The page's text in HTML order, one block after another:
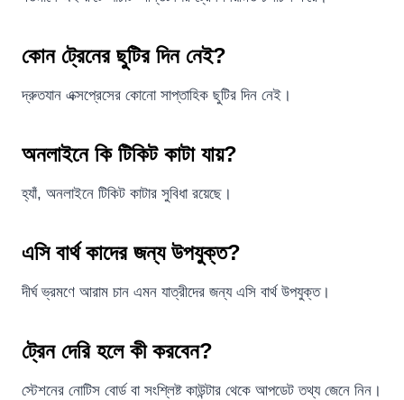
কোন ট্রেনের ছুটির দিন নেই?
দ্রুতযান এক্সপ্রেসের কোনো সাপ্তাহিক ছুটির দিন নেই।
অনলাইনে কি টিকিট কাটা যায়?
হ্যাঁ, অনলাইনে টিকিট কাটার সুবিধা রয়েছে।
এসি বার্থ কাদের জন্য উপযুক্ত?
দীর্ঘ ভ্রমণে আরাম চান এমন যাত্রীদের জন্য এসি বার্থ উপযুক্ত।
ট্রেন দেরি হলে কী করবেন?
স্টেশনের নোটিস বোর্ড বা সংশ্লিষ্ট কাউন্টার থেকে আপডেট তথ্য জেনে নিন।